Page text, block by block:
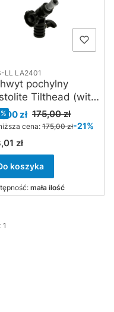
LL LA2401
pochylny
Tilthead (with
promocyjna
zł 175,00 zł
cena:175,00 zł-21%
zł
koszyka
mała ilość
1